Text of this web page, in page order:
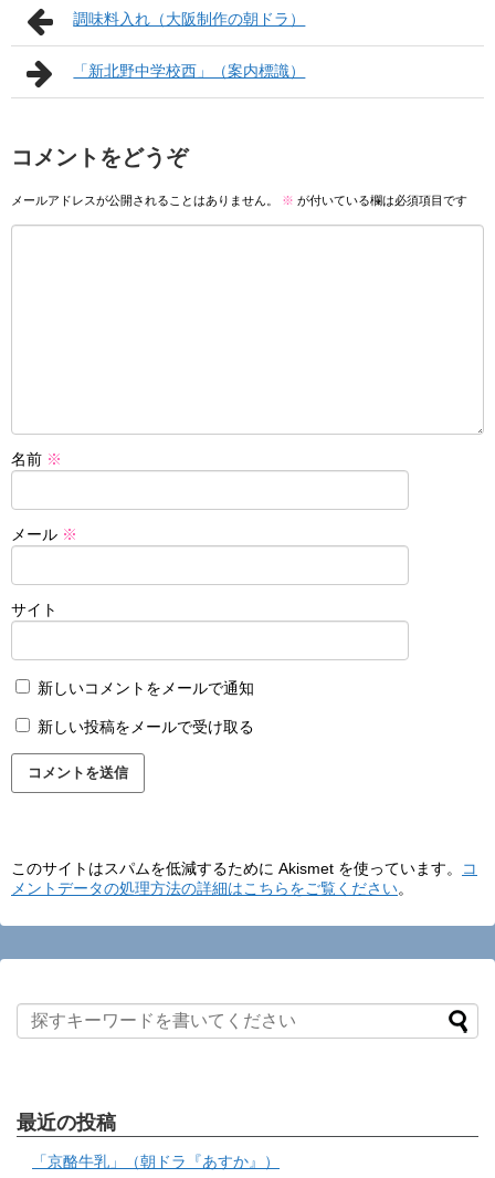
調味料入れ（大阪制作の朝ドラ）
「新北野中学校西」（案内標識）
コメントをどうぞ
メールアドレスが公開されることはありません。 ※ が付いている欄は必須項目です
名前 ※
メール ※
サイト
新しいコメントをメールで通知
新しい投稿をメールで受け取る
このサイトはスパムを低減するために Akismet を使っています。
コ
メントデータの処理方法の詳細はこちらをご覧ください。
最近の投稿
「京酪牛乳」（朝ドラ『あすか』）